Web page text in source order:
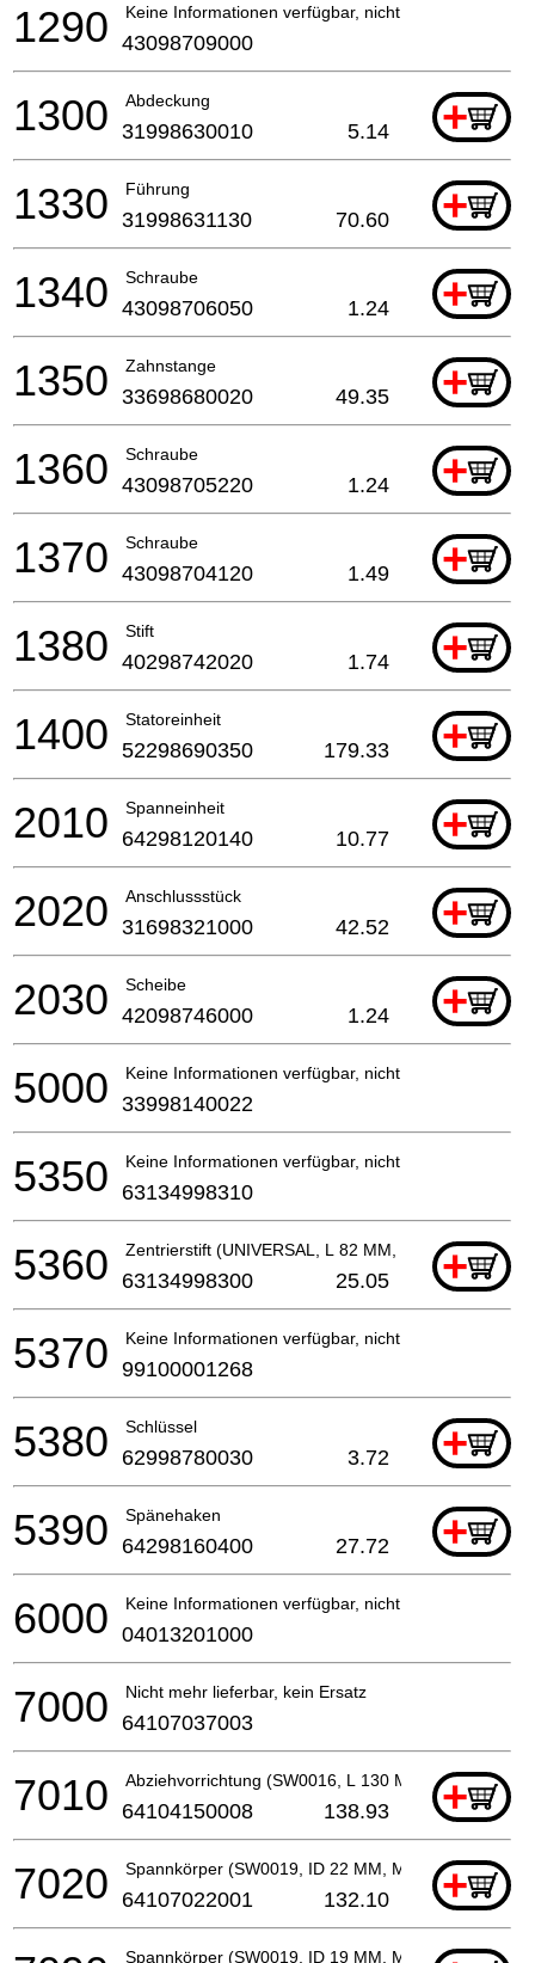
Keine Informationen verfügbar, nicht bestellbar
1290 43098709000
Abdeckung +
1300 31998630010 5.14
Führung +
1330 31998631130 70.60
Schraube +
1340 43098706050 1.24
Zahnstange +
1350 33698680020 49.35
Schraube +
1360 43098705220 1.24
Schraube +
1370 43098704120 1.49
Stift +
1380 40298742020 1.74
Statoreinheit +
1400 52298690350 179.33
Spanneinheit +
2010 64298120140 10.77
Anschlussstück +
2020 31698321000 42.52
Scheibe +
2030 42098746000 1.24
Keine Informationen verfügbar, nicht bestellbar
5000 33998140022
Keine Informationen verfügbar, nicht bestellbar
5350 63134998310
Zentrierstift (UNIVERSAL, L 82 MM, OD 6.35 MM)
+
5360 63134998300 25.05
Keine Informationen verfügbar, nicht bestellbar
5370 99100001268
Schlüssel +
5380 62998780030 3.72
Spänehaken +
5390 64298160400 27.72
Keine Informationen verfügbar, nicht bestellbar
6000 04013201000
Nicht mehr lieferbar, kein Ersatz
7000 64107037003
Abziehvorrichtung (SW0016, L 130 MM, M 12)
+
7010 64104150008 138.93
Spannkörper (SW0019, ID 22 MM, M 6) +
7020 64107022001 132.10
Spannkörper (SW0019, ID 19 MM, M 6)